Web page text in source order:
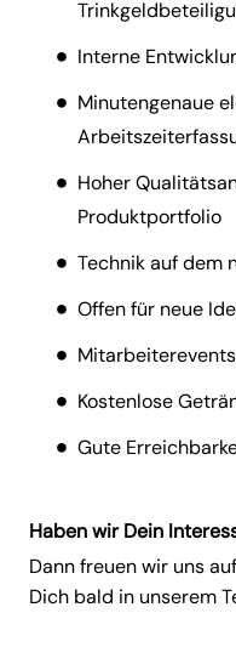
Interne
Minutengenaue
Hoher
Produktportfolio
Technik auf dem
Offen für neue
Mitarbeiterevents
Kostenlose
Gute
Haben wir Dein
Dann freuen wir uns
Dich bald in unserem